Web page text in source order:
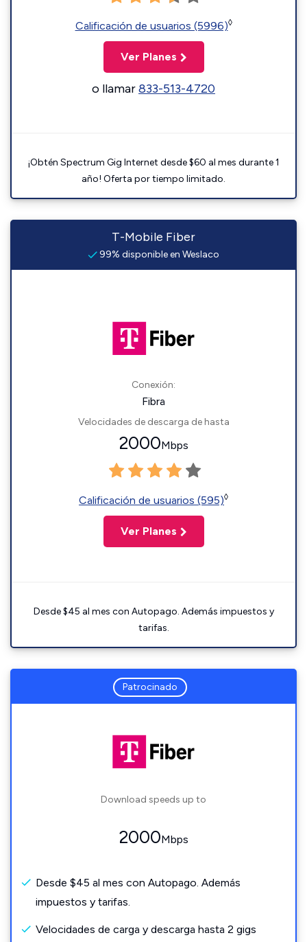
Calificación de usuarios (5996)◊
Ver Planes
o llamar833-513-4720
¡Obtén Spectrum Gig Internet desde $60 al mes durante 1
año! Oferta por tiempo limitado.
T-Mobile Fiber
99% disponible en Weslaco
Conexión:
Fibra
Velocidades de descarga de hasta
2000Mbps
Calificación de usuarios (595)◊
Ver Planes
Desde $45 al mes con Autopago. Además impuestos y
tarifas.
Patrocinado
Download speeds up to
2000Mbps
Desde $45 al mes con Autopago. Además
impuestos y tarifas.
Velocidades de carga y descarga hasta 2 gigs